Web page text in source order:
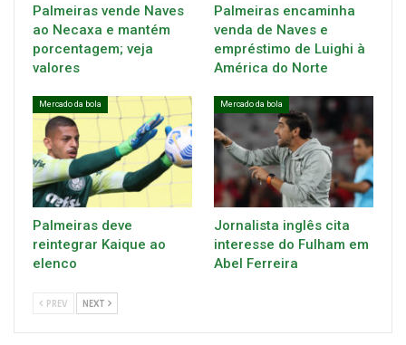
Palmeiras vende Naves
ao Necaxa e mantém
porcentagem; veja
valores
Palmeiras encaminha
venda de Naves e
empréstimo de Luighi à
América do Norte
Mercado da bola
Palmeiras deve
reintegrar Kaique ao
elenco
Mercado da bola
Jornalista inglês cita
interesse do Fulham em
Abel Ferreira
PREV NEXT